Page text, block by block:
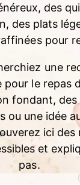
des
des plats
pour
une
pour le repas
fondant,
ou une idée
ici des
et
pas.